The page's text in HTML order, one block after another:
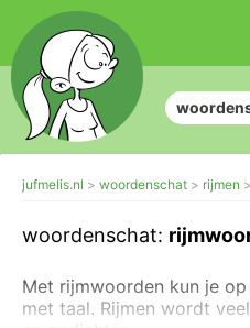
jufmelis.nl woordenschat rijmen
woordenschat:
Met rijmwoorden kun je
met taal. Rijmen wordt